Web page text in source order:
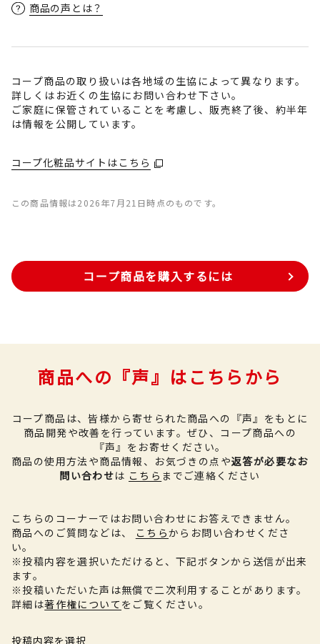
商品の声とは？
コープ商品の取り扱いは各地域の生協によって異なります。
詳しくはお近くの生協にお問い合わせ下さい。
ご家庭に保管されていることを考慮し、販売終了後、約半年
は情報を公開しています。
コープ化粧品サイトはこちら
この商品情報は2026年7月21日時点のものです。
コープ商品を購入するには
商品への『声』はこちらから
コープ商品は、皆様から寄せられた商品への『声』をもとに
商品開発や改善を行っています。 ぜひ、コープ商品への
『声』をお寄せください。
商品の使用方法や商品情報、お気づきの点や返答が必要なお
問い合わせは こちら までご連絡ください
こちらのコーナーではお問い合わせにお答えできません。
商品へのご質問などは、
こちらからお問い合わせくださ
い。
※投稿内容を選択いただけると、下記ボタンから送信が出来
ます。
※投稿いただいた声は無償で二次利用することがあります。
詳細は著作権について をご覧ください。
投稿内容を選択